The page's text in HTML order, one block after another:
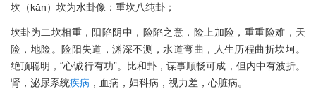
坎（kǎn）坎为水卦像：重坎八纯卦；
坎卦为二坎相重，阳陷阴中，险陷之意，险上加险，重重险难，天
险，地险。险阳失道，渊深不测，水道弯曲，人生历程曲折坎坷。
绝顶聪明，“心诚行有功”。比和卦，谋事顺畅可成，但内中有波折。
肾，泌尿系统疾病 ，血病，妇科病，视力差，心脏病。